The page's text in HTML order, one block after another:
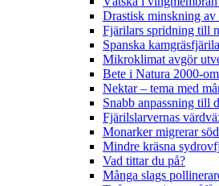
Drastisk minskning av
Fjärilars spridning till
Spanska
Mikroklimat avgör
Bete i Natura 2000-
Nektar – tema med
Snabb anpassning till
Fjärilslarvernas
Monarker migrerar
Mindre kräsna
Vad tittar du på?
Många slags